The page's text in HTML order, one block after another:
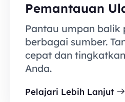
Pemantauan
Pantau umpan balik
berbagai sumber.
cepat dan
Anda.
Pelajari Lebih Lanjut